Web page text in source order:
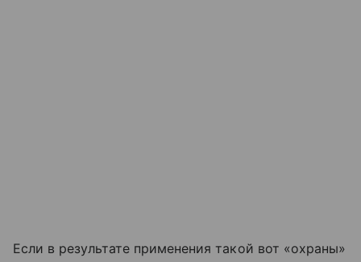
Если в результате применения такой вот «охраны»